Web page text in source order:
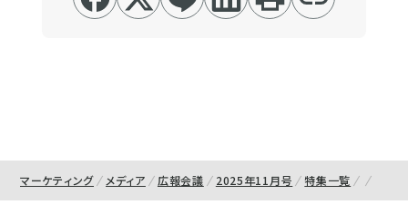
マーケティング メディア 広報会議 2025年11月号 特集一覧